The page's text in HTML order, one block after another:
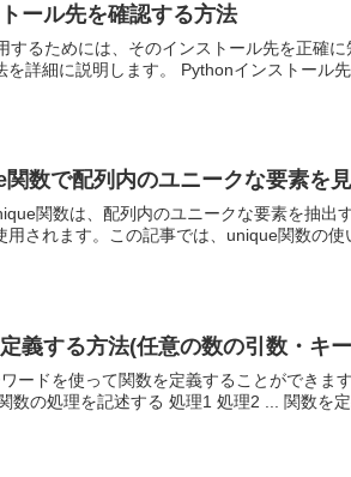
ール先を確認する方法
するためには、そのインストール先を正確
を詳細に説明します。 Pythonインストール
数で配列内のユニークな要素を
関数は、配列内のユニークな要素を抽出
用されます。この記事では、unique関数の
義する方法(任意の数の引数・キ
ードを使って関数を定義することができま
数の処理を記述する 処理1 処理2 ... 関数を